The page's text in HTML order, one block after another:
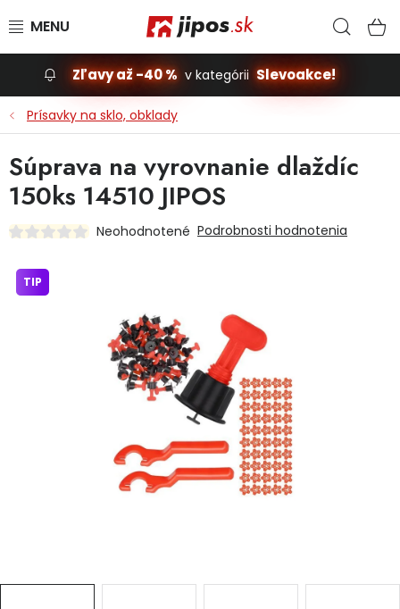
Slevoakce
Stavba, dom
Dielňa
Príslušenstvo pre automobily
Vybavenie a hračky pre deti
Ochranné pracovné pomôcky
Zľavy až -40 % v kategórii Slevoakce!
Prísavky na sklo, obklady
Súprava na vyrovnanie dlaždíc
150ks 14510 JIPOS
Neohodnotené Podrobnosti hodnotenia
TIP